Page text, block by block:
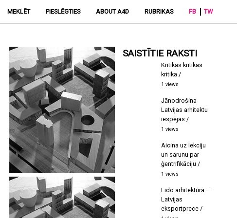
MEKLĒT PIESLĒGTIES ABOUT A4D RUBRIKAS FB TW
SAISTĪTIE RAKSTI
Kritikas kritikas
kritika
1 views
Jānodrošina
Latvijas arhitektu
iespējas
1 views
Aicina uz lekciju
un sarunu par
ģentrifikāciju
1 views
Lido arhitektūra —
Latvijas
eksportprece